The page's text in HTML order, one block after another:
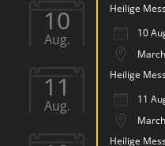
10
Aug.
Heilige
10
11
Aug.
Heilige
11
Heilige